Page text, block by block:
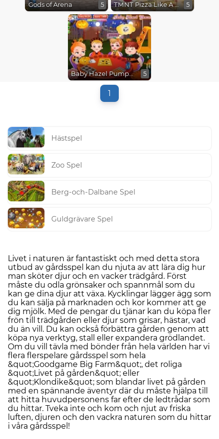
Gods of Arena 5 TMNT Pizza Like A Turtle Do 5
Baby Hazel Pumpkin Party 5
1
Hästspel
Zoo Spel
Berg-och-Dalbane Spel
Guldgrävare Spel
Livet i naturen är fantastiskt och med detta stora
utbud av gårdsspel kan du njuta av att lära dig hur
man sköter djur och en vacker trädgård. Först
måste du odla grönsaker och spannmål som du
kan ge dina djur att växa. Kycklingar lägger ägg som
du kan sälja på marknaden och kor kommer att ge
dig mjölk. Med de pengar du tjänar kan du köpa fler
frön till trädgården eller djur som grisar, hästar, vad
du än vill. Du kan också förbättra gården genom att
köpa nya verktyg, stall eller expandera grödlandet.
Om du vill tävla med bönder från hela världen har vi
flera flerspelare gårdsspel som hela
&quot;Goodgame Big Farm&quot;, det roliga
&quot;Livet på gården&quot; eller
&quot;Klondike&quot; som blandar livet på gården
med en spännande äventyr där du måste hjälpa till
att hitta huvudpersonens far efter de ledtrådar som
du hittar. Tveka inte och kom och njut av friska
luften, djuren och den vackra naturen som du hittar
i våra gårdsspel!